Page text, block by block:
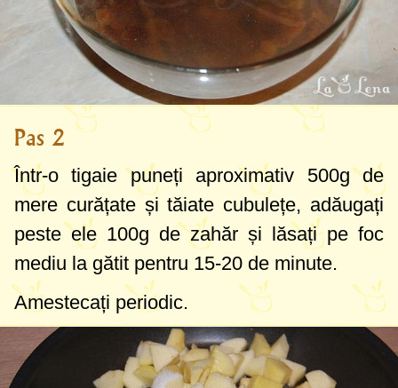
Pas 2
Într-o tigaie puneți aproximativ 500gde
mere curățate și tăiate cubulețe, adăugați
peste ele 100g de zahăr și lăsați pe foc
mediu la gătit pentru 15-20 de minute.
Amestecați periodic.